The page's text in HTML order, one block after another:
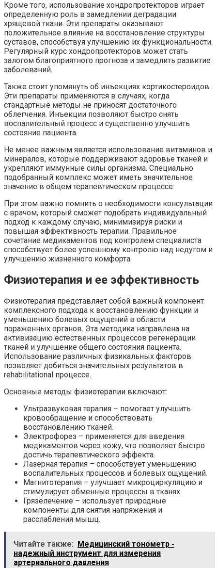
Кроме того, использование хондропротекторов играет
определенную роль в замедлении деградации
хрящевой ткани. Эти препараты оказывают
положительное влияние на восстановление структуры
суставов, способствуя улучшению их функциональности.
Регулярный курс хондропротекторов может стать
залогом благоприятного прогноза и замедлить развитие
заболеваний.
Также стоит упомянуть об инъекциях кортикостероидов.
Эти препараты применяются в случаях, когда
стандартные методы не приносят достаточного
облегчения. Инъекции позволяют быстро снять
воспалительный процесс и существенно улучшить
состояние пациента.
Не менее важным является использование витаминов и
минералов, которые поддерживают здоровье тканей и
укрепляют иммунные силы организма. Специально
подобранный комплекс может иметь значительное
значение в общем терапевтическом процессе.
При этом важно помнить о необходимости консультации
с врачом, который сможет подобрать индивидуальный
подход к каждому случаю, минимизируя риски и
повышая эффективность терапии. Правильное
сочетание медикаментов под контролем специалиста
способствует более успешному контролю над недугом и
улучшению жизненного комфорта.
Физиотерапия и ее эффективность
Физиотерапия представляет собой важный компонент
комплексного подхода к восстановлению функции и
уменьшению болевых ощущений в области
пораженных органов. Эта методика направлена на
активизацию естественных процессов регенерации
тканей и улучшение общего состояния пациента.
Использование различных физикальных факторов
позволяет добиться значительных результатов в
rehabilitational процессе.
Основные методы физиотерапии включают:
Ультразвуковая терапия – помогает улучшить
кровообращение и способствовать
восстановлению тканей.
Электрофорез – применяется для введения
медикаментов через кожу, что позволяет быстро
достичь терапевтического эффекта.
Лазерная терапия – способствует уменьшению
воспалительных процессов и болевых ощущений.
Магнитотерапия – улучшает микроциркуляцию и
стимулирует обменные процессы в тканях.
Грязелечение – использует природные
компоненты для снятия напряжения и
расслабления мышц.
Читайте также: Медицинский тонометр -
надежный инструмент для измерения
артериального давления